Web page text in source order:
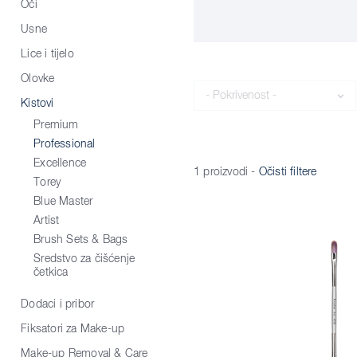
Oči
Usne
Lice i tijelo
Olovke
Kistovi
Premium
Professional
Excellence
Torey
Blue Master
Artist
Brush Sets & Bags
Sredstvo za čišćenje
četkica
Dodaci i pribor
Fiksatori za Make-up
Make-up Removal & Care
Pokrivenost
1 proizvodi - Očisti filtere